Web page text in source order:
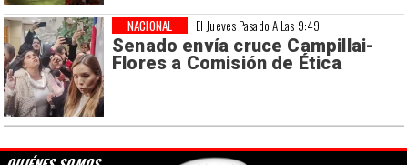
El Jueves Pasado A Las 9:49
Senado envía cruce Campillai-
Flores a Comisión de Ética
NACIONAL